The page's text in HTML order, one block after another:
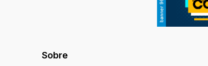
Sobre